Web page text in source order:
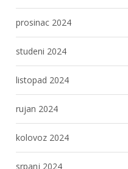
prosinac 2024
studeni 2024
listopad 2024
rujan 2024
kolovoz 2024
srpanj 2024